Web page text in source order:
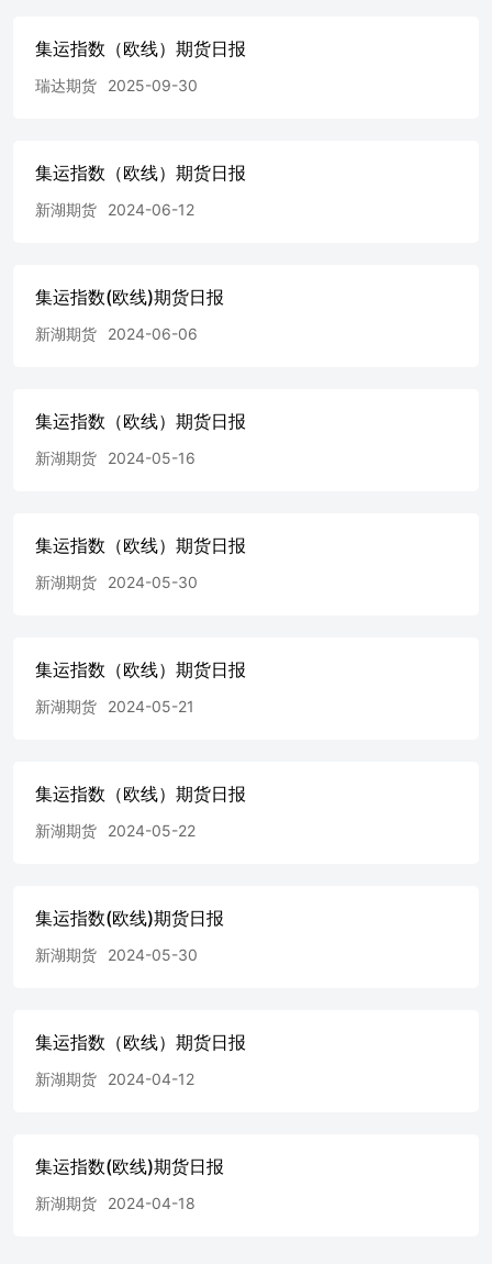
集运指数（欧线）期货日报
瑞达期货 2025-09-30
集运指数（欧线）期货日报
新湖期货 2024-06-12
集运指数(欧线)期货日报
新湖期货 2024-06-06
集运指数（欧线）期货日报
新湖期货 2024-05-16
集运指数（欧线）期货日报
新湖期货 2024-05-30
集运指数（欧线）期货日报
新湖期货 2024-05-21
集运指数（欧线）期货日报
新湖期货 2024-05-22
集运指数(欧线)期货日报
新湖期货 2024-05-30
集运指数（欧线）期货日报
新湖期货 2024-04-12
集运指数(欧线)期货日报
新湖期货 2024-04-18